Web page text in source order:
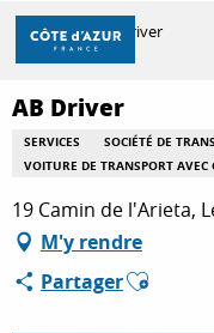
Aller
contenu
principal
DÉCOUVRIR
À FAIRE
SÉJOURNER
Accueil AB Driver
AB Driver
SERVICES
SOCIÉTÉ DE
VOITURE DE TRANSPORT AVEC
19 Camin de l'Arieta,
M'y rendre
PartagerAjouter